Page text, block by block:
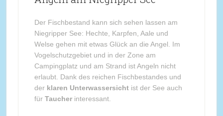
Der Fischbestand kann sich sehen lassen am
Niegripper See: Hechte, Karpfen, Aale und
Welse gehen mit etwas Glück an die Angel. Im
Vogelschutzgebiet und in der Zone am
Campingplatz und am Strand ist Angeln nicht
erlaubt. Dank des reichen Fischbestandes und
der klaren Unterwassersichtist der See auch
für Taucherinteressant.